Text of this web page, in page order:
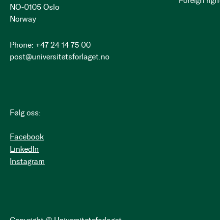
NO-0105 Oslo
Norway
Phone: +47 24 14 75 00
post@universitetsforlaget.no
Følg oss:
Facebook
LinkedIn
Instagram